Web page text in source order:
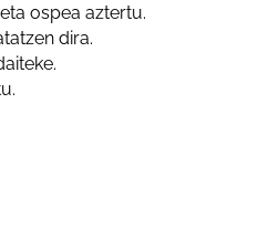
ospea aztertu.
dira.